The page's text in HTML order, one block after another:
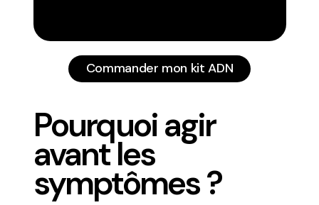
Commander mon kit ADN
Commander mon kit ADN
Pourquoi agir
avant les
symptômes ?